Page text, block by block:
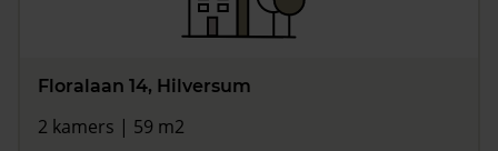
Floralaan 14, Hilversum
2 kamers | 59 m2